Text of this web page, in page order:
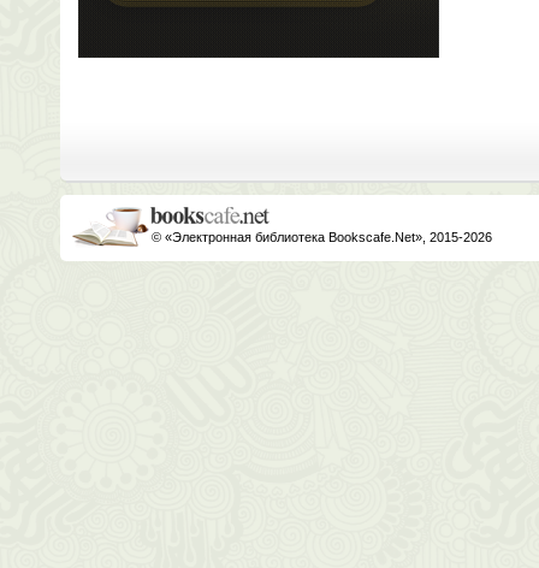
© «Электронная библиотека Bookscafe.Net», 2015-2026